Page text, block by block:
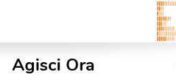
Agisci Ora